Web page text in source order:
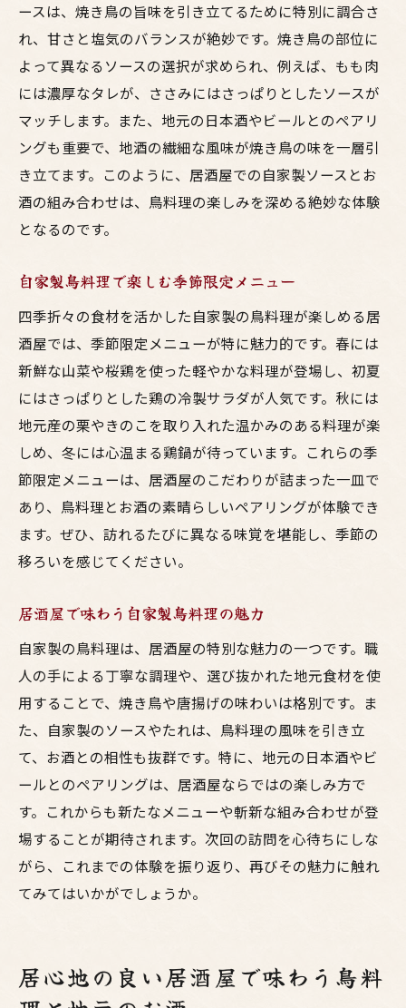
居酒屋での特別なひとときを演出するメニ
ュー
特別な日に味わいたい居酒屋の鳥料理
居酒屋で楽しむ自家製鳥料理とビールのベスト
ペア
ビールと楽しむ自家製鳥料理の魅力
自家製鳥料理にぴったりのビールの選び方
居酒屋で楽しむ鳥料理とビールの相性
自家製鳥料理と合わせるビールの秘訣
ビールをもっと楽しむ鳥料理のペアリング
職人技が光る居酒屋の鳥料理とお酒の深い味わ
い
職人が作る鳥料理とお酒の絶妙な組み合わ
せ
居酒屋で味わう職人技の鳥料理
お酒と楽しむ職人技が光る鳥料理
職人が作る焼き鳥とお酒の楽しみ方
居酒屋での職人技とお酒の魅力
ースは、焼き鳥の旨味を引き立てるために特別に調合さ
れ、甘さと塩気のバランスが絶妙です。焼き鳥の部位に
よって異なるソースの選択が求められ、例えば、もも肉
には濃厚なタレが、ささみにはさっぱりとしたソースが
マッチします。また、地元の日本酒やビールとのペアリ
ングも重要で、地酒の繊細な風味が焼き鳥の味を一層引
き立てます。このように、居酒屋での自家製ソースとお
酒の組み合わせは、鳥料理の楽しみを深める絶妙な体験
となるのです。
自家製鳥料理で楽しむ季節限定メニュー
四季折々の食材を活かした自家製の鳥料理が楽しめる居
酒屋では、季節限定メニューが特に魅力的です。春には
新鮮な山菜や桜鶏を使った軽やかな料理が登場し、初夏
にはさっぱりとした鶏の冷製サラダが人気です。秋には
地元産の栗やきのこを取り入れた温かみのある料理が楽
しめ、冬には心温まる鶏鍋が待っています。これらの季
節限定メニューは、居酒屋のこだわりが詰まった一皿で
あり、鳥料理とお酒の素晴らしいペアリングが体験でき
ます。ぜひ、訪れるたびに異なる味覚を堪能し、季節の
移ろいを感じてください。
居酒屋で味わう自家製鳥料理の魅力
自家製の鳥料理は、居酒屋の特別な魅力の一つです。職
人の手による丁寧な調理や、選び抜かれた地元食材を使
用することで、焼き鳥や唐揚げの味わいは格別です。ま
た、自家製のソースやたれは、鳥料理の風味を引き立
て、お酒との相性も抜群です。特に、地元の日本酒やビ
ールとのペアリングは、居酒屋ならではの楽しみ方で
す。これからも新たなメニューや斬新な組み合わせが登
場することが期待されます。次回の訪問を心待ちにしな
がら、これまでの体験を振り返り、再びその魅力に触れ
てみてはいかがでしょうか。
居心地の良い居酒屋で味わう鳥料